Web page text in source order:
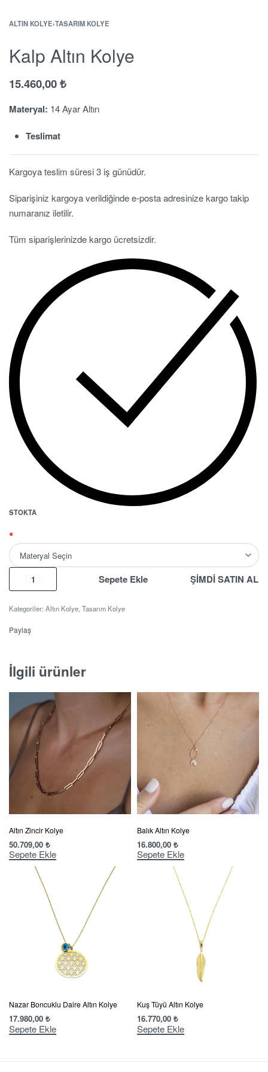
ALTIN KOLYE›TASARIM KOLYE
Kalp Altın Kolye
15.460,00₺
Materyal: 14 Ayar Altın
Teslimat
Kargoya teslim süresi 3 iş günüdür.
Siparişiniz kargoya verildiğinde e-posta adresinize kargo takip
numaranız iletilir.
Tüm siparişlerinizde kargo ücretsizdir.
STOKTA
*
Sepete Ekle ŞİMDİ SATIN AL
Kategoriler: Altın Kolye Tasarım Kolye
Paylaş
İlgili ürünler
Altın Zincir Kolye
50.709,00 ₺
Sepete Ekle
Balık Altın Kolye
16.800,00 ₺
Sepete Ekle
Nazar Boncuklu Daire Altın Kolye
17.980,00 ₺
Sepete Ekle
Kuş Tüyü Altın Kolye
16.770,00 ₺
Sepete Ekle